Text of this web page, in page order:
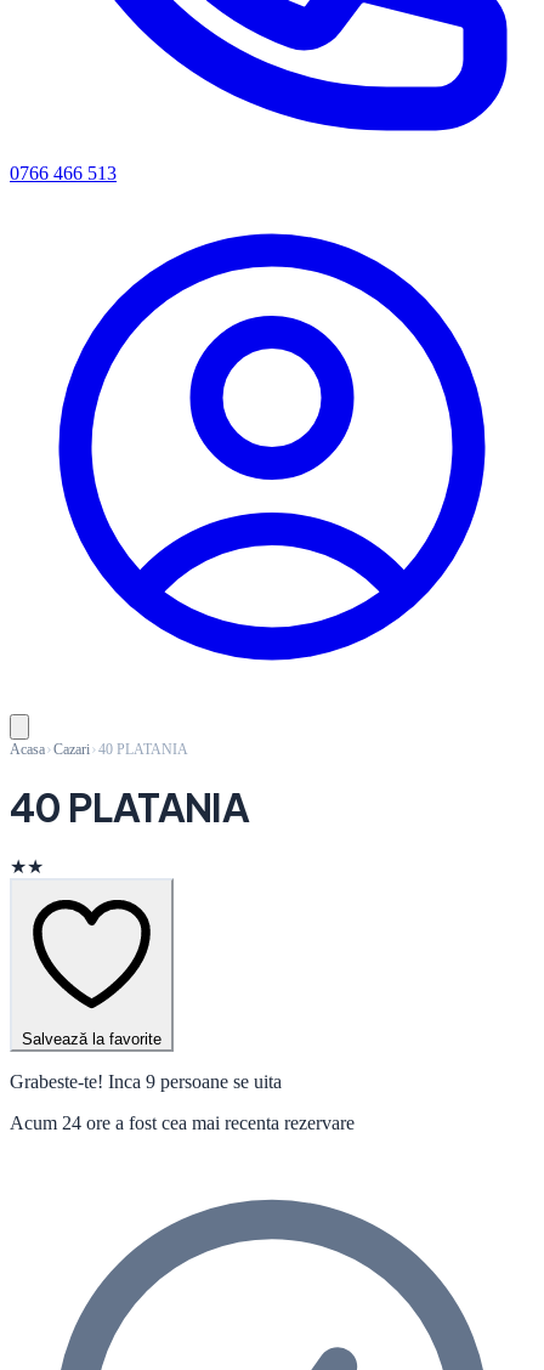
0766 466 513
Acasa Cazari 40 PLATANIA
40 PLATANIA
★★
Salvează la favorite
Grabeste-te! Inca 9 persoane se uita
Acum 24 ore a fost cea mai recenta rezervare